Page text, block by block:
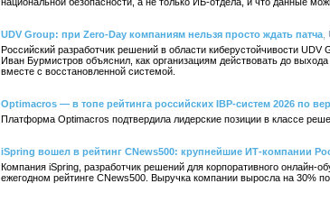
UDV Group: при Zero-Day компаниям нельзя просто ждать патча
Российский разработчик решений в области киберустойчивости
Иван Бурмистров объяснил, как организациям действовать до
вместе с восстановленной системой.
Optimacros — в топе рейтинга российских IBP-систем 2026 по
Платформа Optimacros подтвердила лидерские позиции в классе
iSpring вошел в рейтинг CNews500: крупнейшие ИТ-компании
Компания iSpring, разработчик решений для корпоративного
ежегодном рейтинге CNews500. Выручка компании выросла на 30%